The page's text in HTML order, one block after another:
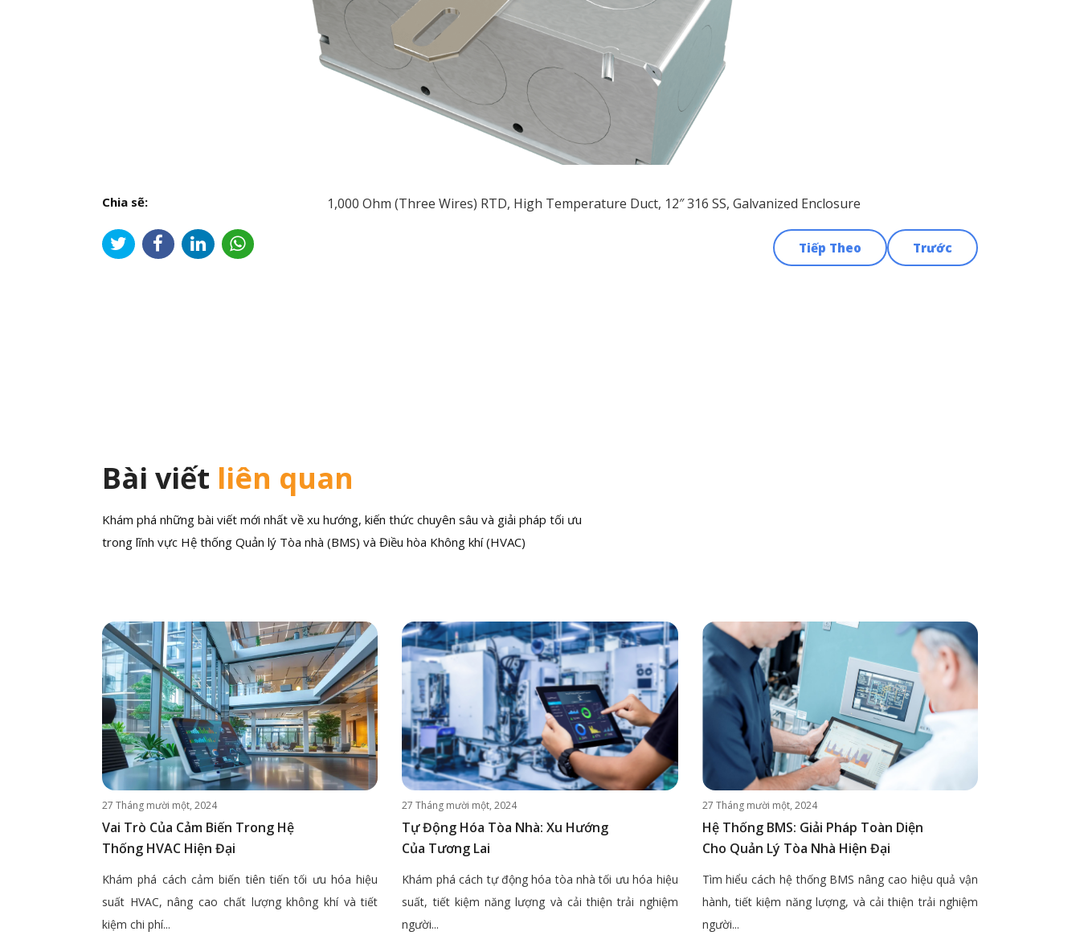
Chia sẽ: 1,000 Ohm (Three Wires) RTD, High Temperature Duct, 12″ 316 SS, Galvanized Enclosure
Trước
Tiếp Theo
Bài viết liên quan
Khám phá những bài viết mới nhất về xu hướng, kiến thức chuyên sâu và giải pháp tối ưu
trong lĩnh vực Hệ thống Quản lý Tòa nhà (BMS) và Điều hòa Không khí (HVAC)
27 Tháng mười một, 2024
Vai Trò Của Cảm Biến Trong Hệ
Thống HVAC Hiện Đại
Khám phá cách cảm biến tiên tiến tối ưu hóa hiệu
suất HVAC, nâng cao chất lượng không khí và tiết
kiệm chi phí...
27 Tháng mười một, 2024
Tự Động Hóa Tòa Nhà: Xu Hướng
Của Tương Lai
Khám phá cách tự động hóa tòa nhà tối ưu hóa hiệu
suất, tiết kiệm năng lượng và cải thiện trải nghiệm
người...
27 Tháng mười một, 2024
Hệ Thống BMS: Giải Pháp Toàn Diện
Cho Quản Lý Tòa Nhà Hiện Đại
Tìm hiểu cách hệ thống BMS nâng cao hiệu quả vận
hành, tiết kiệm năng lượng, và cải thiện trải nghiệm
người...